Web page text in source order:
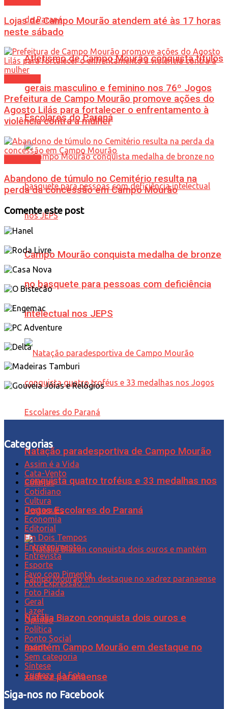
Atletismo de Campo Mourão conquista títulos
gerais masculino e feminino nos 76º Jogos
Escolares do Paraná
Campo Mourão conquista medalha de bronze
no basquete para pessoas com deficiência
intelectual nos JEPS
Natação paradesportiva de Campo Mourão
conquista quatro troféus e 33 medalhas nos
Jogos Escolares do Paraná
Natália Biazon conquista dois ouros e
mantém Campo Mourão em destaque no
xadrez paranaense
Lojas de Campo Mourão atendem até às 17 horas
neste sábado
Prefeitura de Campo Mourão promove ações do
Agosto Lilás para fortalecer o enfrentamento à
violência contra a mulher
Abandono de túmulo no Cemitério resulta na
perda da concessão em Campo Mourão
Comente este post
Categorias
Assim é a Vida
Cata-Vento
Colunas
Cotidiano
Cultura
Destaques
Economia
Editorial
Em Dois Tempos
Entretenimento
Entrevista
Esporte
Favo com Pimenta
Foto Expressão…
Foto Piada
Geral
Lazer
Opinião
Política
Ponto Social
Saúde
Sem categoria
Síntese
Tristeza da Foto
Siga-nos no Facebook